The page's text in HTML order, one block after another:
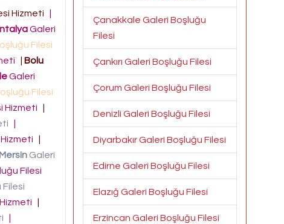
Hizmeti
Galeri
Filesi
Bolu
Galeri
Filesi
Hizmeti
Mersin Galeri
Filesi
Filesi
Çanakkale Galeri Boşluğu
Filesi
Çankırı Galeri Boşluğu Filesi
Çorum Galeri Boşluğu Filesi
Denizli Galeri Boşluğu Filesi
Diyarbakır Galeri Boşluğu Filesi
Edirne Galeri Boşluğu Filesi
Elazığ Galeri Boşluğu Filesi
Erzincan Galeri Boşluğu Filesi